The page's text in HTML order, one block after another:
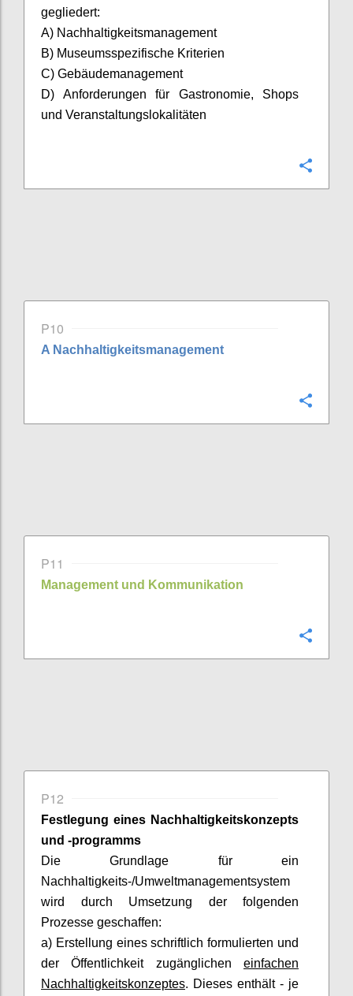
gegliedert:
A) Nachhaltigkeitsmanagement
B) Museumsspezifische Kriterien
C) Gebäudemanagement
D) Anforderungen für Gastronomie, Shops
und Veranstaltungslokalitäten
P10
A Nachhaltigkeitsmanagement
P11
Management und Kommunikation
P12
Festlegung eines Nachhaltigkeitskonzepts
und -programms
Die Grundlage für ein
Nachhaltigkeits-/Umweltmanagementsystem
wird durch Umsetzung der folgenden
Prozesse geschaffen:
a) Erstellung eines schriftlich formulierten und
der Öffentlichkeit zugänglichen einfachen
Nachhaltigkeitskonzeptes. Dieses enthält - je